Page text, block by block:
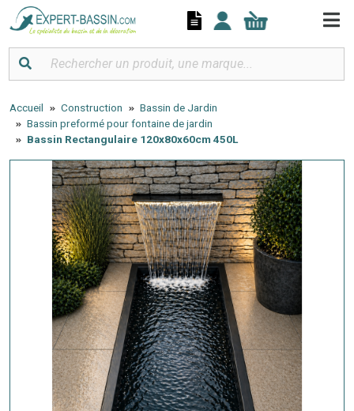
Accueil Construction
Bassin de Jardin
Bassin preformé pour fontaine de jardin
Bassin Rectangulaire 120x80x60cm 450L
Panneau de gestion des cookies